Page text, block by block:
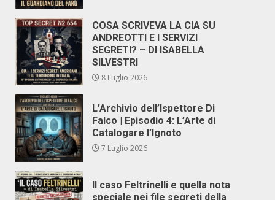
COSA SCRIVEVA LA CIA SU
ANDREOTTI E I SERVIZI
SEGRETI? – DI ISABELLA
SILVESTRI
8 Luglio 2026
L’Archivio dell’Ispettore Di
Falco | Episodio 4: L’Arte di
Catalogare l’Ignoto
7 Luglio 2026
Il caso Feltrinelli e quella nota
speciale nei file segreti della